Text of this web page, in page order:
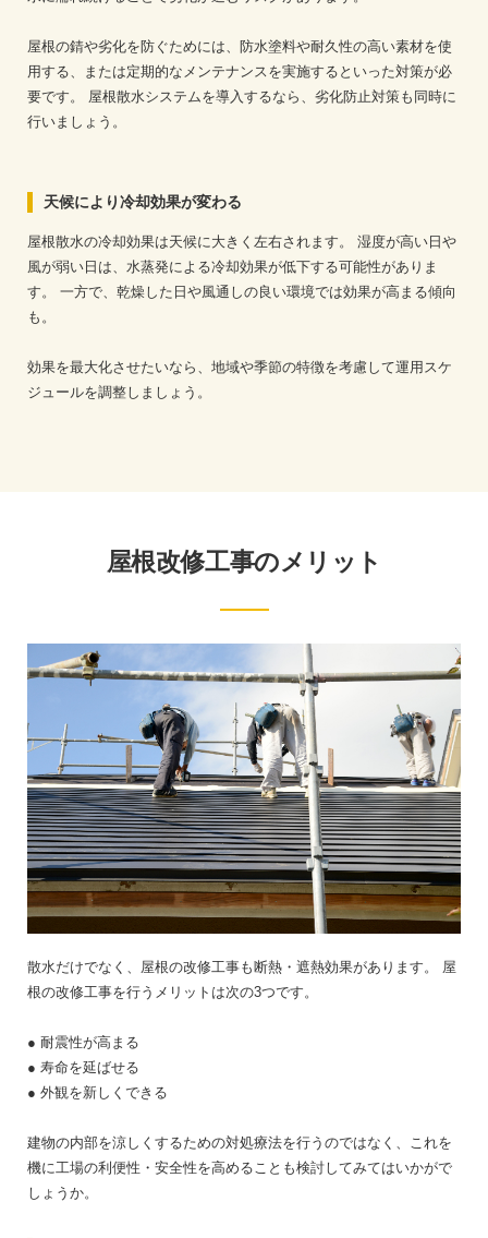
屋根の錆や劣化を防ぐためには、防水塗料や耐久性の高い素材を使
用する、または定期的なメンテナンスを実施するといった対策が必
要です。
屋根散水システムを導入するなら、劣化防止対策も同時に
行いましょう。
天候により冷却効果が変わる
屋根散水の冷却効果は天候に大きく左右されます。
湿度が高い日や
風が弱い日は、水蒸発による冷却効果が低下する可能性がありま
す。
一方で、乾燥した日や風通しの良い環境では効果が高まる傾向
も。
効果を最大化させたいなら、地域や季節の特徴を考慮して運用スケ
ジュールを調整しましょう。
屋根改修工事のメリット
散水だけでなく、屋根の改修工事も断熱・遮熱効果があります。
屋
根の改修工事を行うメリットは次の3つです。
● 耐震性が高まる
● 寿命を延ばせる
● 外観を新しくできる
建物の内部を涼しくするための対処療法を行うのではなく、これを
機に工場の利便性・安全性を高めることも検討してみてはいかがで
しょうか。